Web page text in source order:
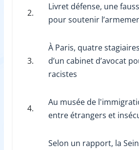
2.
Livret défense, une
pour soutenir
3.
À Paris, quatre
d’un cabinet d’avocat
racistes
4.
Au musée de
entre étrangers et
Selon un rapport, la